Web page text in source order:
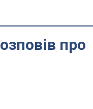
про